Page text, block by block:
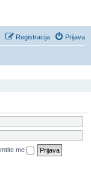
Prijava
Registracija
me